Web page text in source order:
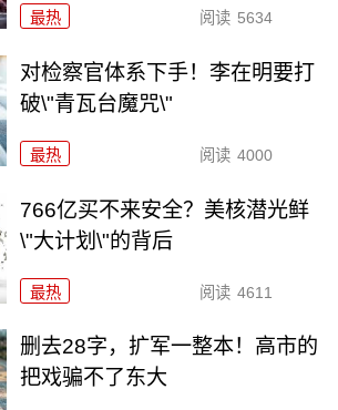
最热 阅读 5634
对检察官体系下手！李在明要打
破\"青瓦台魔咒\"
最热 阅读 4000
766亿买不来安全？美核潜光鲜
\"大计划\"的背后
最热 阅读 4611
删去28字，扩军一整本！高市的
把戏骗不了东大